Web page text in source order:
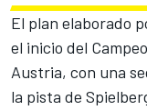
El plan elaborado
el inicio del
Austria, con una
la pista de